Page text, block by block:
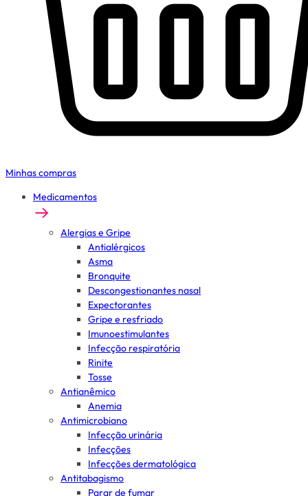
Minhas compras
Medicamentos
Alergias e Gripe
Antialérgicos
Asma
Bronquite
Descongestionantes nasal
Expectorantes
Gripe e resfriado
Imunoestimulantes
Infecção respiratória
Rinite
Tosse
Antianêmico
Anemia
Antimicrobiano
Infecção urinária
Infecções
Infecções dermatológica
Antitabagismo
Parar de fumar